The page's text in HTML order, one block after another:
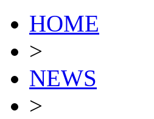
HOME
>
NEWS
>